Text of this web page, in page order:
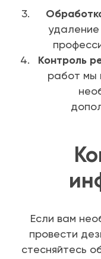
удаление
Контроль
работ мы
Если вам
провести
стесняйтесь